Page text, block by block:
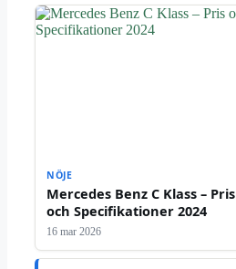
NÖJE
Mercedes Benz C Klass – Pris
och Specifikationer 2024
16 mar 2026